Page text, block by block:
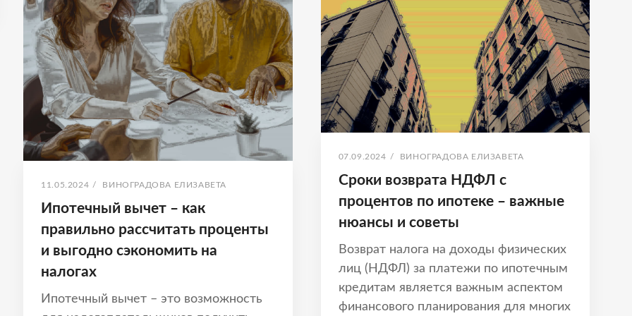
НАЛОГОВЫЙ
ВЫЧЕТ
ПРИ
ПОКУПКЕ
КВАРТИРЫ
В
ИПОТЕКУ
РУКОВОДСТВО
ОПУБЛИКОВАНО
07.09.2024 / АВТОР:
ВИНОГРАДОВА ЕЛИЗАВЕТА
Сроки возврата НДФЛ с
процентов по ипотеке – важные
нюансы и советы
Возврат налога на доходы физических
лиц (НДФЛ) за платежи по ипотечным
кредитам является важным аспектом
финансового планирования для многих
ОПУБЛИКОВАНО
11.05.2024 / АВТОР:
ВИНОГРАДОВА ЕЛИЗАВЕТА
Ипотечный вычет – как
правильно рассчитать проценты
и выгодно сэкономить на
налогах
Ипотечный вычет – это возможность